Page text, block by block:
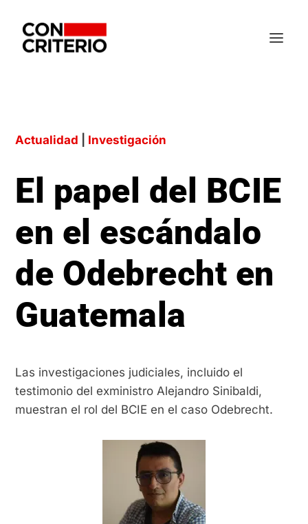
Actualidad Investigación
El papel del BCIE
en el escándalo
de Odebrecht en
Guatemala
Las investigaciones judiciales, incluido el
testimonio del exministro Alejandro Sinibaldi,
muestran el rol del BCIE en el caso Odebrecht.